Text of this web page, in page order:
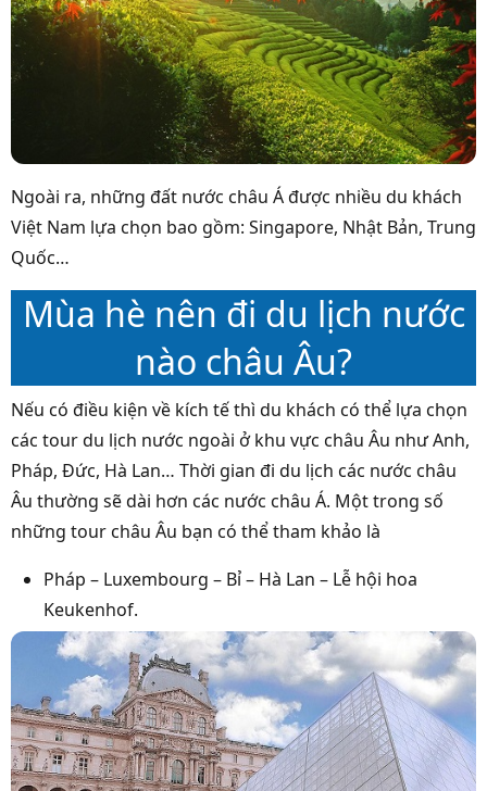
Ngoài ra, những đất nước châu Á được nhiều du khách
Việt Nam lựa chọn bao gồm: Singapore, Nhật Bản, Trung
Quốc…
Mùa hè nên đi du lịch nước
nào châu Âu?
Nếu có điều kiện về kích tế thì du khách có thể lựa chọn
các tour du lịch nước ngoài ở khu vực châu Âu như Anh,
Pháp, Đức, Hà Lan… Thời gian đi du lịch các nước châu
Âu thường sẽ dài hơn các nước châu Á. Một trong số
những tour châu Âu bạn có thể tham khảo là
Pháp – Luxembourg – Bỉ – Hà Lan – Lễ hội hoa
Keukenhof.